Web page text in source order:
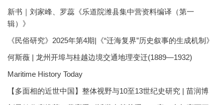
新书｜刘家峰、罗蕊《乐道院潍县集中营资料编译（第一
辑）》
《民俗研究》2025年第4期|《“迁海复界”历史叙事的生成机制》
何斯薇 | 龙州开埠与桂越边境交通地理变迁(1889—1932)
Maritime History Today
【多面相的近世中国】整体视野与10至13世纪史研究 | 苗润博